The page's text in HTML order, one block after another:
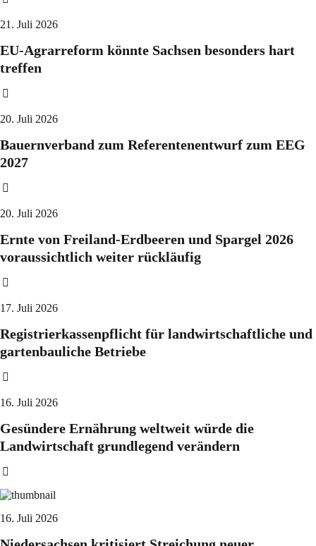
21. Juli 2026
EU-Agrarreform könnte Sachsen besonders hart
treffen
20. Juli 2026
Bauernverband zum Referentenentwurf zum EEG
2027
20. Juli 2026
Ernte von Freiland-Erdbeeren und Spargel 2026
voraussichtlich weiter rückläufig
17. Juli 2026
Registrierkassenpflicht für landwirtschaftliche und
gartenbauliche Betriebe
16. Juli 2026
Gesündere Ernährung weltweit würde die
Landwirtschaft grundlegend verändern
16. Juli 2026